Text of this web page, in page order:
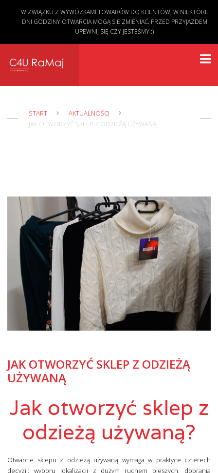
START
AKTUALNOŚCI
JAK OTWORZYĆ SKLEP Z ODZIEŻĄ UŻYWANĄ
JAK OTWORZYĆ SKLEP Z ODZIEŻĄ
UŻYWANĄ
Jak otworzyć sklep z
odzieżą używaną?
Otwarcie sklepu z odzieżą używaną wymaga w praktyce czterech
decyzji: wyboru lokalizacji z dużym ruchem pieszych, dobrania
W ZWIĄZKU Z WYWÓZKAMI TOWARÓW DO KLIENTÓW, W NIEKTÓRE
DNI GODZINY OTWARCIA MOGĄ SIĘ ZMIENIAĆ. PRZED PRZYJAZDEM
UPEWNIJ SIĘ CZY JESTEŚMY :)